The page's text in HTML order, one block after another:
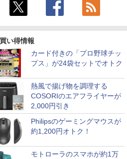
い得情報
カード付きの「プロ野球チッ
プス」が24袋セットでオトク
熱風で揚げ物を調理する
COSORIのエアフライヤーが
2,000円引き
Philipsのゲーミングマウスが
約1,200円オトク！
モトローラのスマホが約1万